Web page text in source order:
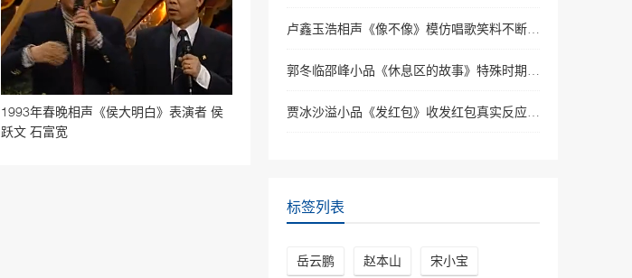
1993年春晚相声《侯大明白》表演者 侯
跃文 石富宽
标签列表
岳云鹏 赵本山 宋小宝